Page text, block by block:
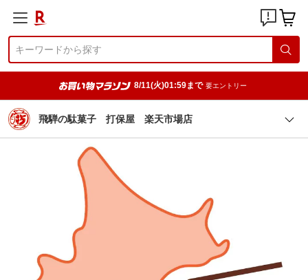
8/11(火)01:59まで 要エントリー
飛騨の駄菓子 打保屋 楽天市場店